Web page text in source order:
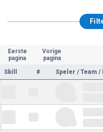
Eerste
pagina
Vorige
pagina
Skill
# Speler / Team /